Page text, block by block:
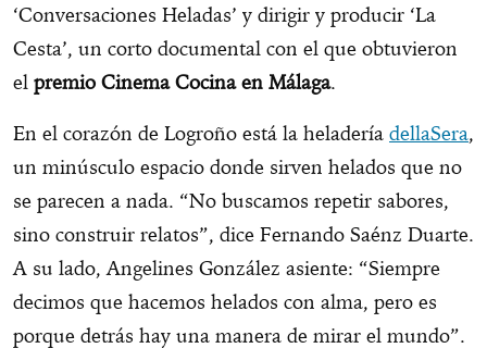
‘Conversaciones Heladas’ y dirigir y producir ‘La
Cesta’, un corto documental con el que obtuvieron
el premio Cinema Cocina en Málaga.
En el corazón de Logroño está la heladería dellaSera,
un minúsculo espacio donde sirven helados que no
se parecen a nada. “No buscamos repetir sabores,
sino construir relatos”, dice Fernando Saénz Duarte.
A su lado, Angelines González asiente: “Siempre
decimos que hacemos helados con alma, pero es
porque detrás hay una manera de mirar el mundo”.